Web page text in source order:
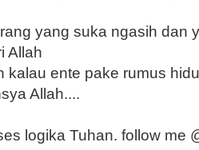
yang suka ngasih dan
Allah
kalau ente pake rumus
Allah....
logika Tuhan. follow me